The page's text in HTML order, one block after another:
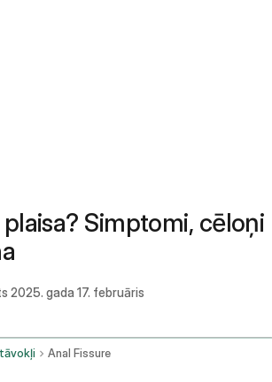
plaisa? Simptomi, cēloņi
2025. gada 17. februāris
Anal Fissure